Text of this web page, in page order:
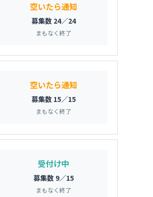
空いたら通知
募集数 24／24
まもなく終了
空いたら通知
募集数 15／15
まもなく終了
受付け中
募集数 9／15
まもなく終了